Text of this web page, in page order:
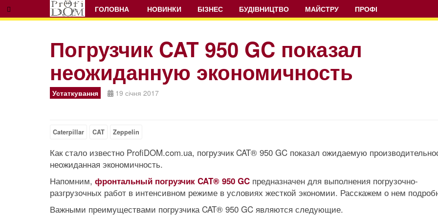
ГОЛОВНА НОВИНКИ БІЗНЕС БУДІВНИЦТВО МАЙСТРУ ПРОФІ
Погрузчик CAT 950 GC показал
неожиданную экономичность
Устаткування 19 січня 2017
Caterpillar CAT Zeppelin
Как стало известно ProfiDOM.com.ua, погрузчик CAT® 950 GC показал ожидаемую
неожиданная экономичность.
Напомним, фронтальный погрузчик CAT® 950 GC предназначен для выполнения погрузочно-
разгрузочных работ в интенсивном режиме в условиях жесткой экономии. Расскажем о нем
Важными преимуществами погрузчика CAT® 950 GC являются следующие.